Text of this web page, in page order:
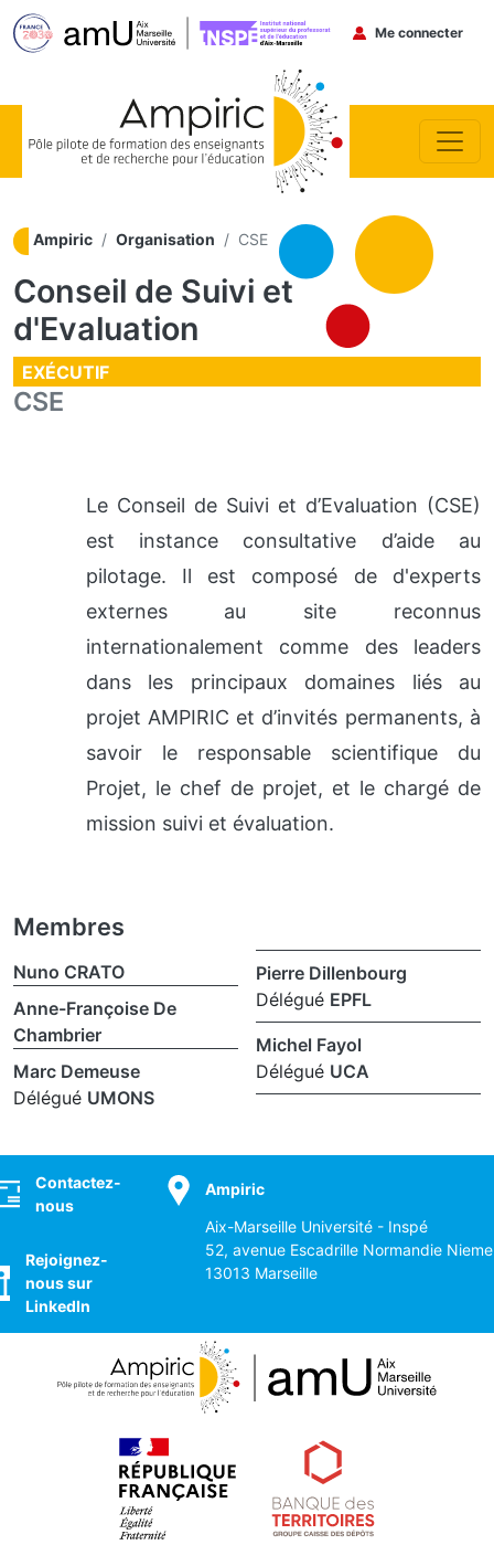
Menu du
Me connecter
Ampiric Organisation CSE
Conseil de Suivi et
d'Evaluation
EXÉCUTIF
CSE
Le Conseil de Suivi et d’Evaluation (CSE)
est instance consultative d’aide au
pilotage. Il est composé de d'experts
externes au site reconnus
internationalement comme des leaders
dans les principaux domaines liés au
projet AMPIRIC et d’invités permanents, à
savoir le responsable scientifique du
Projet, le chef de projet, et le chargé de
mission suivi et évaluation.
Membres
Nuno CRATO
Anne-Françoise De
Chambrier
Marc Demeuse
Délégué UMONS
Pierre Dillenbourg
Délégué EPFL
Michel Fayol
Délégué UCA
Contactez-
nous
Rejoignez-
nous sur
LinkedIn
Ampiric
Aix-Marseille Université - Inspé
52, avenue Escadrille Normandie
13013 Marseille